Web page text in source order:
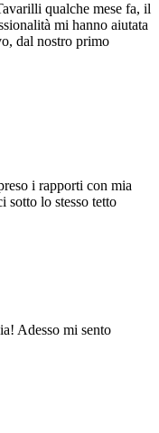
qualche mese fa, il
mi hanno aiutata
dal nostro primo
i rapporti con mia
sotto lo stesso tetto
Adesso mi sento